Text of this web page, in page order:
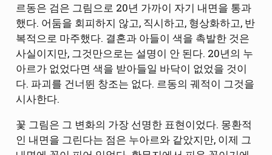
르동은 검은 그림으로 20년 가까이 자기 내면을 통과
했다. 어둠을 회피하지 않고, 직시하고, 형상화하고, 반
복적으로 마주했다. 결혼과 아들이 색을 촉발한 것은
사실이지만, 그것만으로는 설명이 안 된다. 20년의 누
아르가 없었다면 색을 받아들일 바닥이 없었을 것이
다. 파괴를 건너뛴 창조는 없다. 르동의 궤적이 그것을
시사한다.
꽃 그림은 그 변화의 가장 선명한 표현이었다. 몽환적
인 내면을 그린다는 점은 누아르와 같았지만, 이제 그